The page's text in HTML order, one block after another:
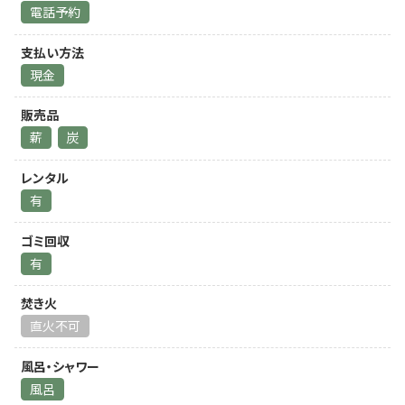
電話予約
支払い方法
現金
販売品
薪
炭
レンタル
有
ゴミ回収
有
焚き火
直火不可
風呂・シャワー
風呂